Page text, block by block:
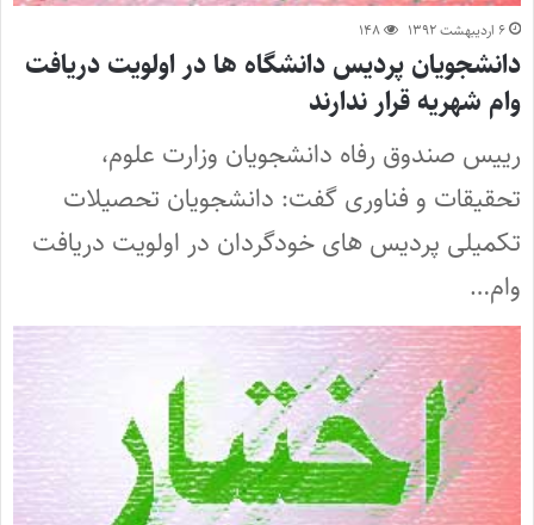
۶ اردیبهشت ۱۳۹۲ ۱۴۸
دانشجویان پردیس دانشگاه ها در اولویت دریافت
وام شهریه قرار ندارند
رییس صندوق رفاه دانشجویان وزارت علوم،
تحقیقات و فناوری گفت: دانشجویان تحصیلات
تکمیلی پردیس های خودگردان در اولویت دریافت
وام…